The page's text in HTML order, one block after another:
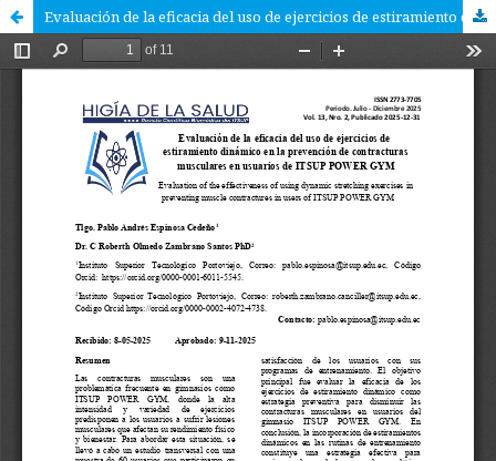
Evaluación de la eficacia del uso de ejercicios de estiramiento dinámico en la prevención de contracturas musculares en usuarios de ITSUP POWER GYM